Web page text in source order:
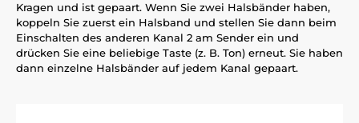
Kragen und ist gepaart. Wenn Sie zwei Halsbänder haben,
koppeln Sie zuerst ein Halsband und stellen Sie dann beim
Einschalten des anderen Kanal 2 am Sender ein und
drücken Sie eine beliebige Taste (z. B. Ton) erneut. Sie haben
dann einzelne Halsbänder auf jedem Kanal gepaart.